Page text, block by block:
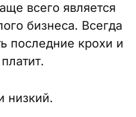
всего является
бизнеса. Всегда
последние крохи и
низкий.